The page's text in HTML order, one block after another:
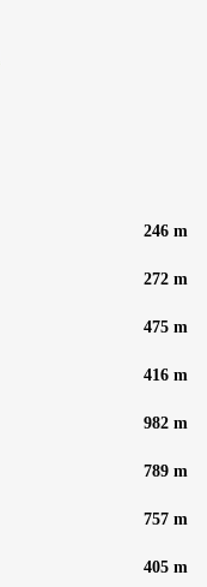
246 m
272 m
475 m
416 m
982 m
789 m
757 m
405 m